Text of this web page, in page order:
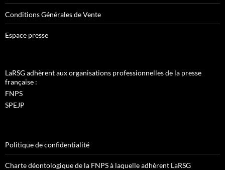
Conditions Générales de Vente
Espace presse
LaRSG adhèrent aux organisations professionnelles de la presse
française :
FNPS
SPEJP
Politique de confidentialité
Charte déontologique de la FNPS à laquelle adhèrent LaRSG